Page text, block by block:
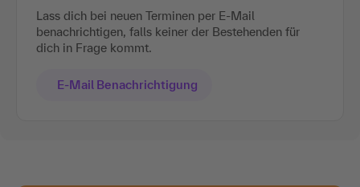
Lass dich bei neuen Terminen per E-Mail
benachrichtigen, falls keiner der Bestehenden für
dich in Frage kommt.
E-Mail Benachrichtigung